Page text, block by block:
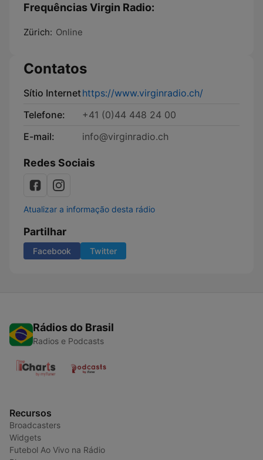
Frequências Virgin Radio:
Zürich: Online
Contatos
Sítio Internethttps://www.virginradio.ch/
Telefone:
+41 (0)44 448 24 00
E-mail:
info@virginradio.ch
Redes Sociais
Atualizar a informação desta rádio
Partilhar
Facebook Twitter
Rádios do Brasil
Radios e Podcasts
Recursos
Broadcasters
Widgets
Futebol Ao Vivo na Rádio